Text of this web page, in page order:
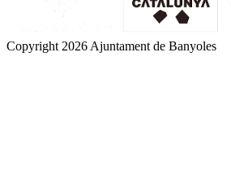
Copyright 2026 Ajuntament de Banyoles